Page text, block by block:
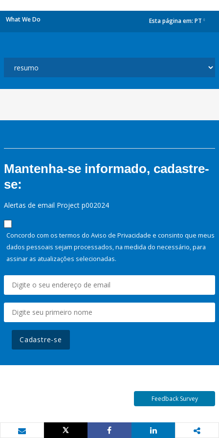
What We Do Esta página em: PT
Mantenha-se informado, cadastre-
se:
Alertas de email Project p002024
Concordo com os termos do Aviso de Privacidade e consinto que meus
dados pessoais sejam processados, na medida do necessário, para
assinar as atualizações selecionadas.
Cadastre-se
Feedback Survey